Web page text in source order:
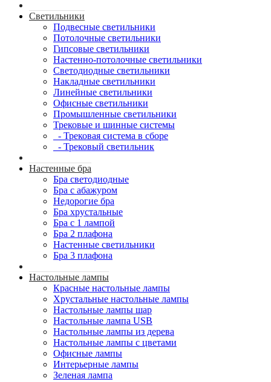
Светильники
Подвесные светильники
Потолочные светильники
Гипсовые светильники
Настенно-потолочные светильники
Светодиодные светильники
Накладные светильники
Линейные светильники
Офисные светильники
Промышленные светильники
Трековые и шинные системы
- Трековая система в сборе
- Трековый светильник
Настенные бра
Бра светодиодные
Бра с абажуром
Недорогие бра
Бра хрустальные
Бра с 1 лампой
Бра 2 плафона
Настенные светильники
Бра 3 плафона
Настольные лампы
Красные настольные лампы
Хрустальные настольные лампы
Настольные лампы шар
Настольные лампа USB
Настольные лампы из дерева
Настольные лампы с цветами
Офисные лампы
Интерьерные лампы
Зеленая лампа